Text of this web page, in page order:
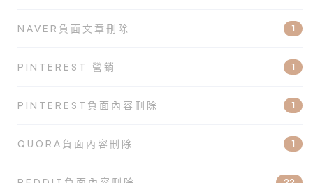
NAVER負面文章刪除 1
PINTEREST 營銷 1
PINTEREST負面內容刪除 1
QUORA負面內容刪除 1